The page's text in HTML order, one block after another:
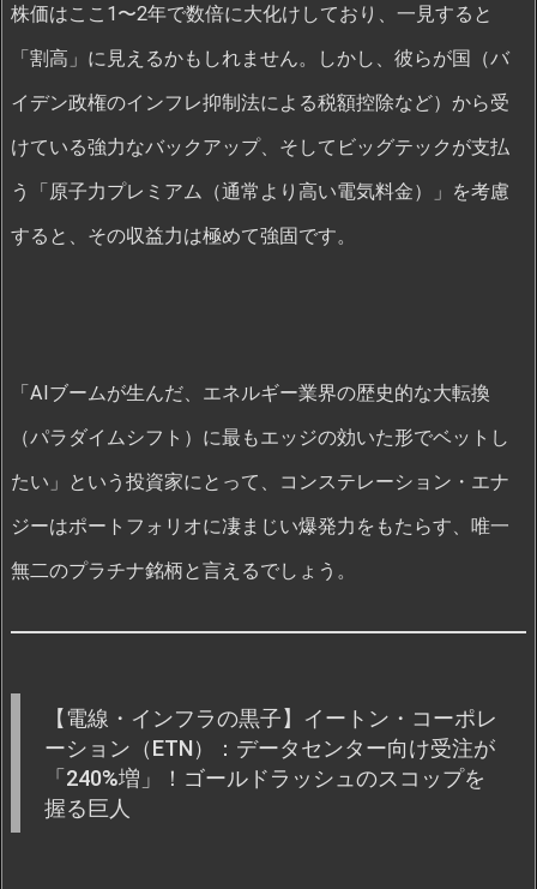
株価はここ1〜2年で数倍に大化けしており、一見すると
「割高」に見えるかもしれません。しかし、彼らが国（バ
イデン政権のインフレ抑制法による税額控除など）から受
けている強力なバックアップ、そしてビッグテックが支払
う「原子力プレミアム（通常より高い電気料金）」を考慮
すると、その収益力は極めて強固です。
「AIブームが生んだ、エネルギー業界の歴史的な大転換
（パラダイムシフト）に最もエッジの効いた形でベットし
たい」という投資家にとって、コンステレーション・エナ
ジーはポートフォリオに凄まじい爆発力をもたらす、唯一
無二のプラチナ銘柄と言えるでしょう。
【電線・インフラの黒子】イートン・コーポレ
ーション（ETN）：データセンター向け受注が
「240%増」！ゴールドラッシュのスコップを
握る巨人